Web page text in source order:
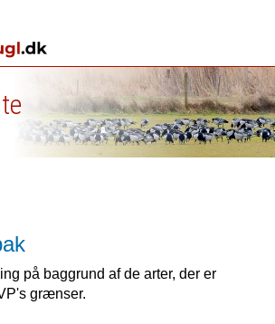
på baggrund af de arter, der er
grænser.